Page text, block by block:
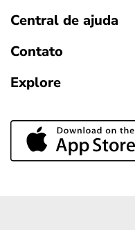
Central de ajuda
Contato
Explore